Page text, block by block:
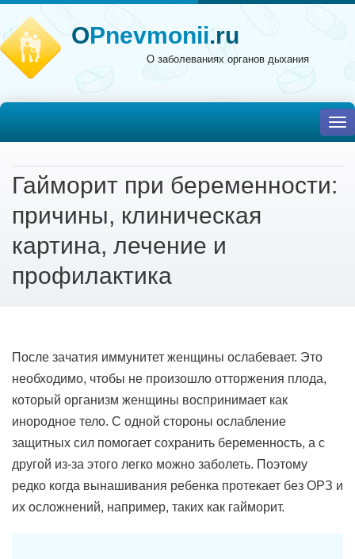
OPnevmonii.ru
О заболеваниях органов дыхания
Гайморит при беременности:
причины, клиническая
картина, лечение и
профилактика
После зачатия иммунитет женщины ослабевает. Это
необходимо, чтобы не произошло отторжения плода,
который организм женщины воспринимает как
инородное тело. С одной стороны ослабление
защитных сил помогает сохранить беременность, а с
другой из-за этого легко можно заболеть. Поэтому
редко когда вынашивания ребенка протекает без ОРЗ и
их осложнений, например, таких как гайморит.